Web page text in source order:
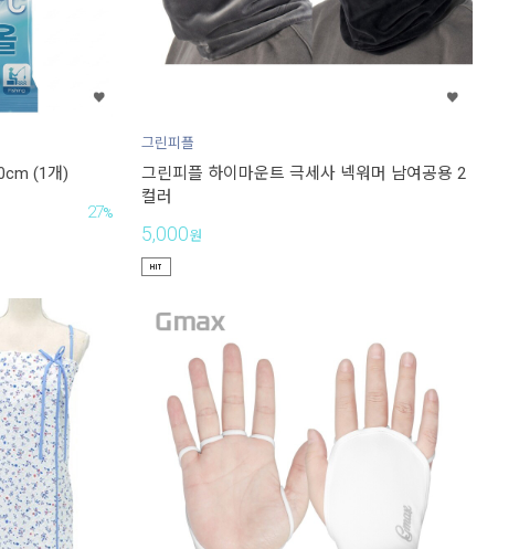
(1개)
27%
그린피플
그린피플 하이마운트 극세사 넥워머 남여공용 2
컬러
5,000원